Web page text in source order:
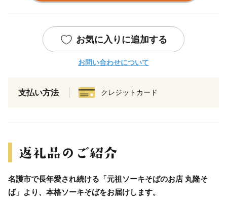
お気に入りに追加する
お問い合わせについて
支払い方法 クレジットカード
名護市で長年愛され続ける「元祖ソーキそばのお店 丸隆そ
ば」より、本格ソーキそばをお届けします。